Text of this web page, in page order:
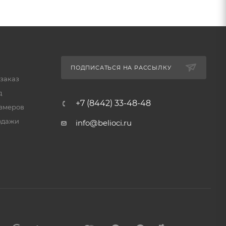
ПОДПИСАТЬСЯ НА РАССЫЛКУ
+7 (8442) 33-48-48
info@belioci.ru